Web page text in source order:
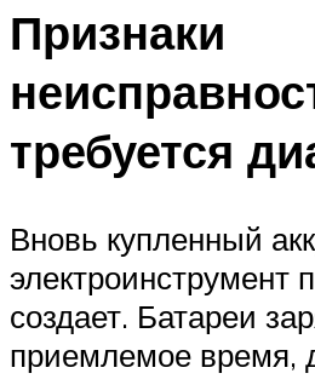
Признаки
требуется
Вновь купленный
электроинструмент
создает. Батареи
приемлемое время,